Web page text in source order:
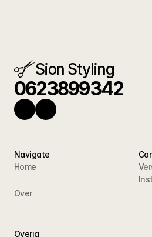
Sion Styling
0623899342
Navigate
Home
Over
V
Overig